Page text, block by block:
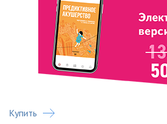
Купить